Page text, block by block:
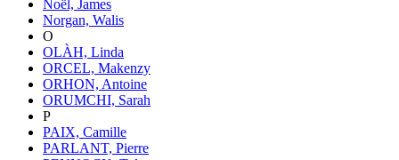
Noël, James
Norgan, Walis
O
OLÀH, Linda
ORCEL, Makenzy
ORHON, Antoine
ORUMCHI, Sarah
P
PAIX, Camille
PARLANT, Pierre